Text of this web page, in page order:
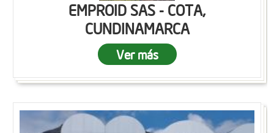
EMPROID SAS - COTA,
CUNDINAMARCA
Ver más